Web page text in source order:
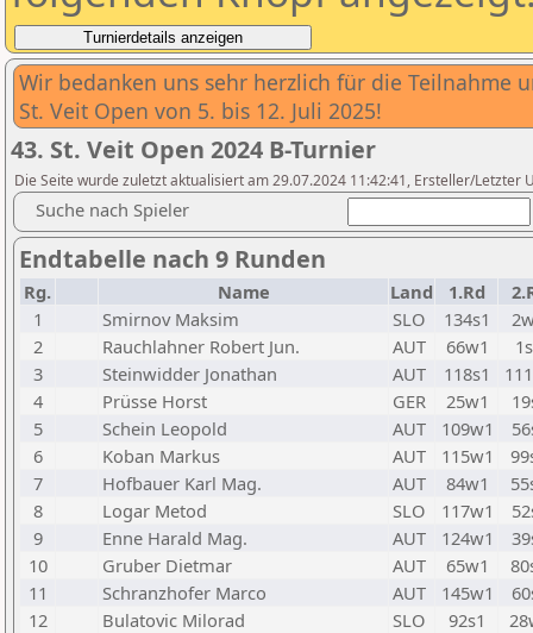
Wir bedanken uns sehr herzlich für die Teilnahme
St. Veit Open von 5. bis 12. Juli 2025!
43. St. Veit Open 2024 B-Turnier
Die Seite wurde zuletzt aktualisiert am 29.07.2024 11:42:41, Ersteller/Letzter
Suche nach Spieler
Endtabelle nach 9 Runden
Rg. Name Land 1.Rd
1
Smirnov Maksim SLO 134s1
2
Rauchlahner Robert Jun. AUT 66w1
3
Steinwidder Jonathan AUT 118s1
4
Prüsse Horst GER 25w1
5
Schein Leopold AUT 109w1
6
Koban Markus AUT 115w1
7
Hofbauer Karl Mag. AUT 84w1
8
Logar Metod SLO 117w1
9
Enne Harald Mag. AUT 124w1
10
Gruber Dietmar AUT 65w1
11
Schranzhofer Marco AUT 145w1
12
Bulatovic Milorad SLO 92s1